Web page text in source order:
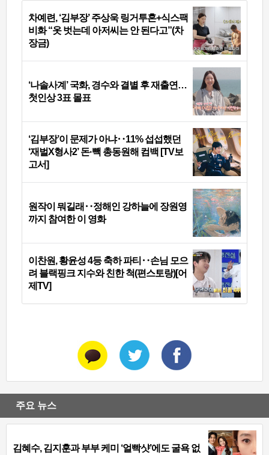
차예련, ‘김부장’ 주상욱 링거투혼+식스팩
비화 “옷 벗는데 아저씨는 안 된다고”(차
장금)
‘나솔사계’ 국화, 경수와 결별 후 재출연…
첫인상 3표 몰표
‘김부장’이 문제가 아냐‥11% 섭섭했던
‘재벌X형사2’ 돈·빽 총동원해 컴백 [TV보
고서]
원작이 뭐길래‥정해인 강하늘에 장원영
까지 참여한 이 영화
이찬원, 황윤성 4등 축하 파티‥손님 모으
려 블랙핑크 지수와 친한 척(편스토랑)[어
제TV]
주요 뉴스
김혜수, 김지훈과 부부 케미 ‘얼빡샷’에도 굴욕 없